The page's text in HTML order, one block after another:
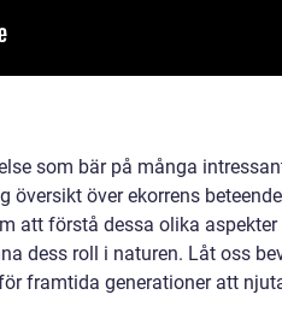
som bär på många
över ekorrens
att förstå dessa olika aspekter
dess roll i naturen. Låt oss
framtida generationer att